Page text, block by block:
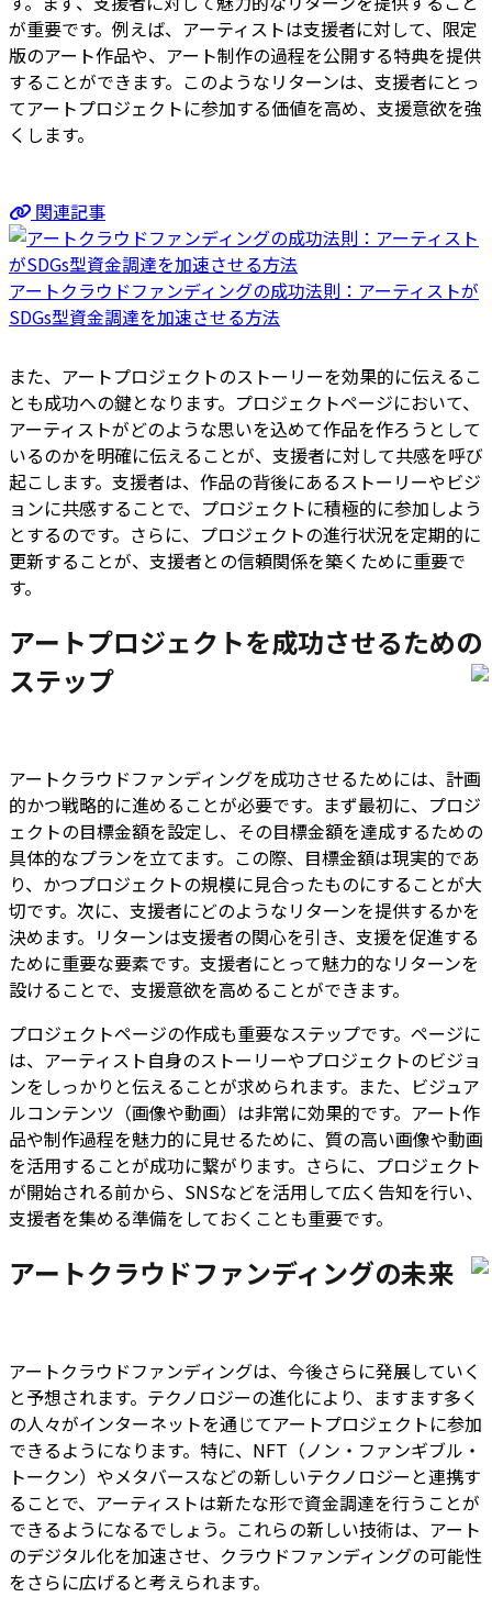
が重要です。例えば、アーティストは支援者に対して、限定
版のアート作品や、アート制作の過程を公開する特典を提供
することができます。このようなリターンは、支援者にとっ
てアートプロジェクトに参加する価値を高め、支援意欲を強
くします。
関連記事
アートクラウドファンディングの成功法則：アーティストが
SDGs型資金調達を加速させる方法
また、アートプロジェクトのストーリーを効果的に伝えるこ
とも成功への鍵となります。プロジェクトページにおいて、
アーティストがどのような思いを込めて作品を作ろうとして
いるのかを明確に伝えることが、支援者に対して共感を呼び
起こします。支援者は、作品の背後にあるストーリーやビジ
ョンに共感することで、プロジェクトに積極的に参加しよう
とするのです。さらに、プロジェクトの進行状況を定期的に
更新することが、支援者との信頼関係を築くために重要で
す。
アートプロジェクトを成功させるための
ステップ
アートクラウドファンディングを成功させるためには、計画
的かつ戦略的に進めることが必要です。まず最初に、プロジ
ェクトの目標金額を設定し、その目標金額を達成するための
具体的なプランを立てます。この際、目標金額は現実的であ
り、かつプロジェクトの規模に見合ったものにすることが大
切です。次に、支援者にどのようなリターンを提供するかを
決めます。リターンは支援者の関心を引き、支援を促進する
ために重要な要素です。支援者にとって魅力的なリターンを
設けることで、支援意欲を高めることができます。
プロジェクトページの作成も重要なステップです。ページに
は、アーティスト自身のストーリーやプロジェクトのビジョ
ンをしっかりと伝えることが求められます。また、ビジュア
ルコンテンツ（画像や動画）は非常に効果的です。アート作
品や制作過程を魅力的に見せるために、質の高い画像や動画
を活用することが成功に繋がります。さらに、プロジェクト
が開始される前から、SNSなどを活用して広く告知を行い、
支援者を集める準備をしておくことも重要です。
アートクラウドファンディングの未来
アートクラウドファンディングは、今後さらに発展していく
と予想されます。テクノロジーの進化により、ますます多く
の人々がインターネットを通じてアートプロジェクトに参加
できるようになります。特に、NFT（ノン・ファンギブル・
トークン）やメタバースなどの新しいテクノロジーと連携す
ることで、アーティストは新たな形で資金調達を行うことが
できるようになるでしょう。これらの新しい技術は、アート
のデジタル化を加速させ、クラウドファンディングの可能性
をさらに広げると考えられます。